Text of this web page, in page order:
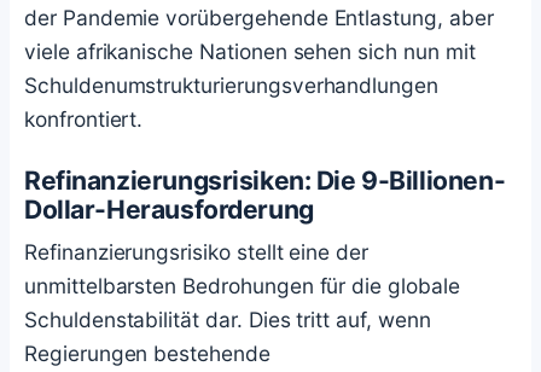
der Pandemie vorübergehende Entlastung, aber
viele afrikanische Nationen sehen sich nun mit
Schuldenumstrukturierungsverhandlungen
konfrontiert.
Refinanzierungsrisiken: Die 9-Billionen-
Dollar-Herausforderung
Refinanzierungsrisiko stellt eine der
unmittelbarsten Bedrohungen für die globale
Schuldenstabilität dar. Dies tritt auf, wenn
Regierungen bestehende